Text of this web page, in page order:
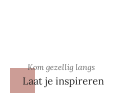
Kom gezellig langs
Laat je inspireren